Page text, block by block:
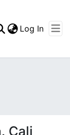
Log In
Cali